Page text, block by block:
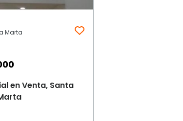
Marta
en Venta, Santa